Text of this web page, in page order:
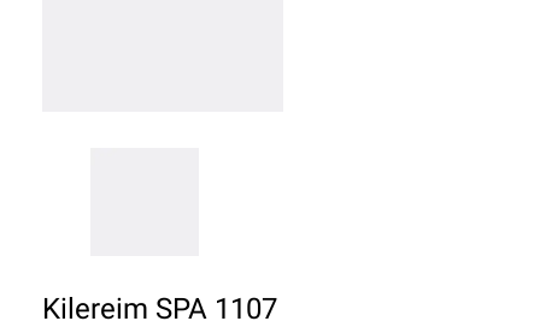
Kilereim SPA 1107